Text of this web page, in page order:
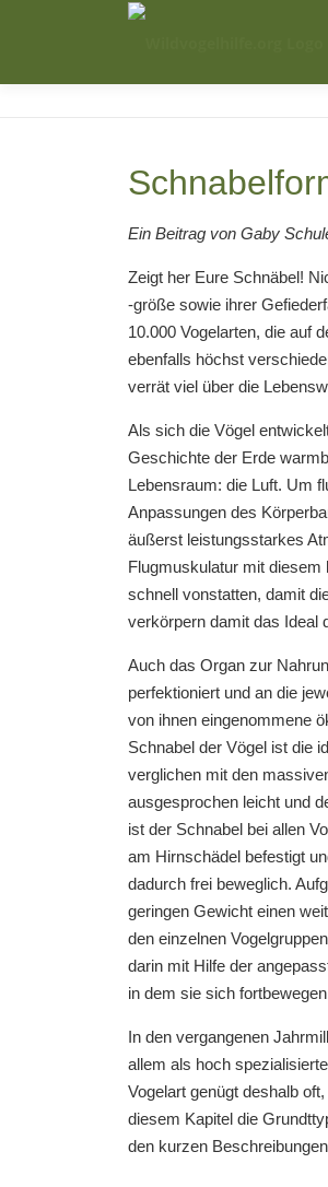
Ein Beitrag von Gaby
Zeigt her Eure Schnäbel!
-größe sowie ihrer
10.000 Vogelarten, die auf
ebenfalls höchst
verrät viel über die
Als sich die Vögel
Geschichte der Erde
Lebensraum: die Luft. Um
Anpassungen des
äußerst leistungsstarkes
Flugmuskulatur mit diesem
schnell vonstatten, damit
verkörpern damit das Ideal
Auch das Organ zur
perfektioniert und an die
von ihnen eingenommene
Schnabel der Vögel ist die
verglichen mit den
ausgesprochen leicht und
ist der Schnabel bei allen
am Hirnschädel befestigt
dadurch frei beweglich.
geringen Gewicht einen
den einzelnen
darin mit Hilfe der
in dem sie sich
In den vergangenen
allem als hoch
Vogelart genügt deshalb
diesem Kapitel die
den kurzen